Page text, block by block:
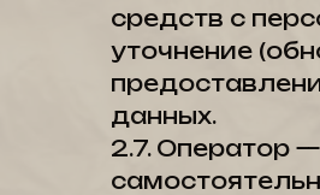
средств с
уточнение
данных.
2.7. Оператор